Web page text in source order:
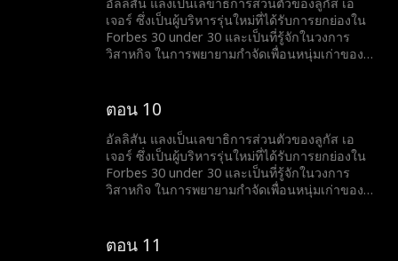
เธอออกจากงานหรือไม่... หรือความลับจากอดีต
ของพวกเขาจะถูกเปิดเผยขึ้นมา
เจอร์ ซึ่งเป็นผู้บริหารรุ่นใหม่ที่ได้รับการยกย่องใน
Forbes 30 under 30 และเป็นที่รู้จักในวงการ
วิสาหกิจ ในการพยายามกำจัดเพื่อนหนุ่มเก่าของ
เจอร์ แต่เมื่อเหตุการณ์ไม่คาดคิดเกิดขึ้นและ
จะเกิดอะไรขึ้นกับเธอและลูกัส เอเจอร์ ว่าเขาจะไล่
เธอออกจากงานหรือไม่... หรือความลับจากอดีต
ของพวกเขาจะถูกเปิดเผยขึ้นมา
ตอน 10
อัลลิสัน แลงเป็นเลขาธิการส่วนตัวของลูกัส เอ
เจอร์ ซึ่งเป็นผู้บริหารรุ่นใหม่ที่ได้รับการยกย่องใน
Forbes 30 under 30 และเป็นที่รู้จักในวงการ
วิสาหกิจ ในการพยายามกำจัดเพื่อนหนุ่มเก่าของ
เจอร์ แต่เมื่อเหตุการณ์ไม่คาดคิดเกิดขึ้นและ
ตอน 11